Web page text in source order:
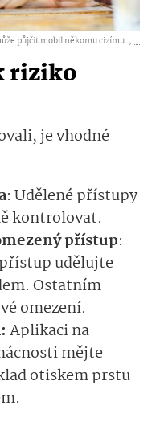
půjčit mobil někomu cizímu. ,...
riziko
je vhodné
: Udělené přístupy
kontrolovat.
přístup:
udělujte
Ostatním
omezení.
Aplikaci na
mějte
otiskem prstu